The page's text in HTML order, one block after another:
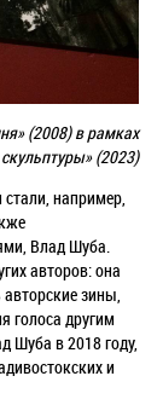
(2008) в рамках
(2023)
например,
Влад Шуба.
авторов: она
зины,
голоса другим
Шуба в 2018 году,
и